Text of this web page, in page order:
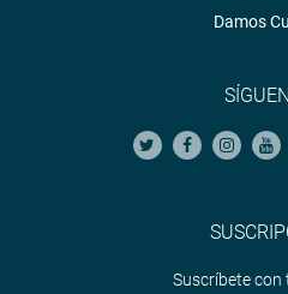
Damos
Suscríbete con